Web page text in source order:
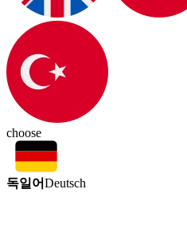
choose
독일어Deutsch